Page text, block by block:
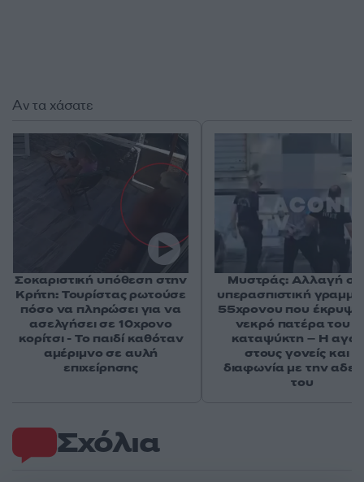
Σχόλια
Αν τα χάσατε
Σοκαριστική υπόθεση στην
Κρήτη: Τουρίστας ρωτούσε
πόσο να πληρώσει για να
ασελγήσει σε 10χρονο
κορίτσι - Το παιδί καθόταν
αμέριμνο σε αυλή
επιχείρησης
Μυστράς: Αλλαγή
υπερασπιστική
55χρονου που έκρυψε
νεκρό πατέρα του
καταψύκτη – Η
στους γονείς και η
διαφωνία με την
του